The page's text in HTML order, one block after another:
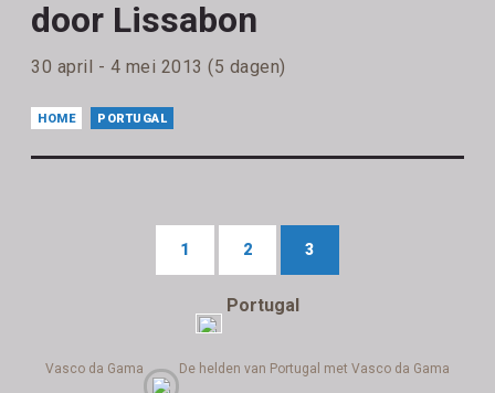
door Lissabon
30 april - 4 mei 2013 (5 dagen)
HOME PORTUGAL
1 2 3
Portugal
Vasco da Gama De helden van Portugal met Vasco da Gama